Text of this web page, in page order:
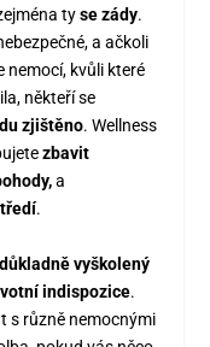
tyse zády.
a ačkoli
nemocí, kvůli které
někteří se
zjištěno. Wellness
zbavit
a
.
důkladně vyškolený
indispozice.
s různě nemocnými